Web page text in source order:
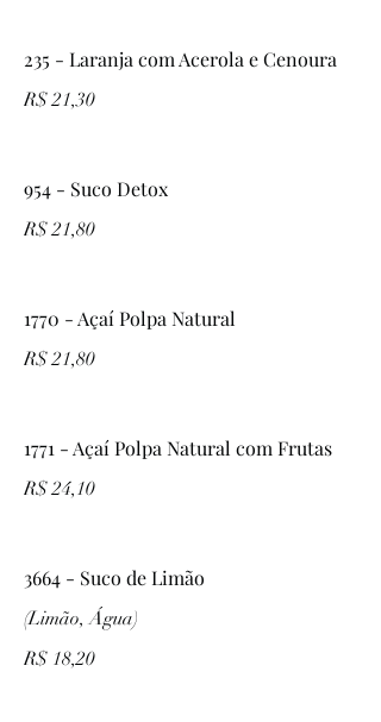
235 - Laranja com Acerola e Cenoura
R$ 21,30
954 - Suco Detox
R$ 21,80
1770 - Açaí Polpa Natural
R$ 21,80
1771 - Açaí Polpa Natural com Frutas
R$ 24,10
3664 - Suco de Limão
(Limão, Água)
R$ 18,20